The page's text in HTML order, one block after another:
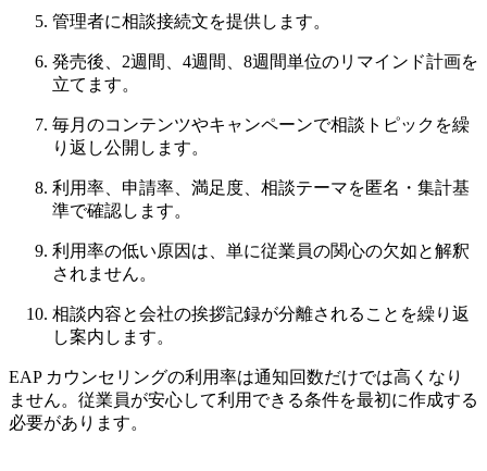
管理者に相談接続文を提供します。
発売後、2週間、4週間、8週間単位のリマインド計画を
立てます。
毎月のコンテンツやキャンペーンで相談トピックを繰
り返し公開します。
利用率、申請率、満足度、相談テーマを匿名・集計基
準で確認します。
利用率の低い原因は、単に従業員の関心の欠如と解釈
されません。
相談内容と会社の挨拶記録が分離されることを繰り返
し案内します。
EAP カウンセリングの利用率は通知回数だけでは高くなり
ません。従業員が安心して利用できる条件を最初に作成する
必要があります。